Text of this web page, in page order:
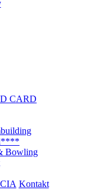
CARD
Bowling
Kontakt